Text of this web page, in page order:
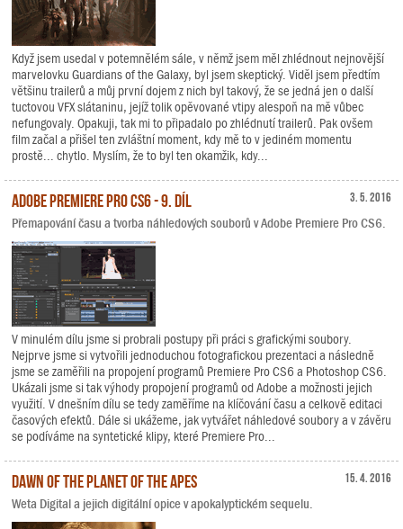
Když jsem usedal v potemnělém sále, v němž jsem měl zhlédnout nejnovější
marvelovku Guardians of the Galaxy, byl jsem skeptický. Viděl jsem předtím
většinu trailerů a můj první dojem z nich byl takový, že se jedná jen o další
tuctovou VFX slátaninu, jejíž tolik opěvované vtipy alespoň na mě vůbec
nefungovaly. Opakuji, tak mi to připadalo po zhlédnutí trailerů. Pak ovšem
film začal a přišel ten zvláštní moment, kdy mě to v jediném momentu
prostě... chytlo. Myslím, že to byl ten okamžik, kdy...
3. 5. 2016
Adobe Premiere Pro CS6 - 9. díl
Přemapování času a tvorba náhledových souborů v Adobe Premiere Pro CS6.
V minulém dílu jsme si probrali postupy při práci s grafickými soubory.
Nejprve jsme si vytvořili jednoduchou fotografickou prezentaci a následně
jsme se zaměřili na propojení programů Premiere Pro CS6 a Photoshop CS6.
Ukázali jsme si tak výhody propojení programů od Adobe a možnosti jejich
využití. V dnešním dílu se tedy zaměříme na klíčování času a celkově editaci
časových efektů. Dále si ukážeme, jak vytvářet náhledové soubory a v závěru
se podíváme na syntetické klipy, které Premiere Pro...
15. 4. 2016
Dawn of the Planet of the Apes
Weta Digital a jejich digitální opice v apokalyptickém sequelu.